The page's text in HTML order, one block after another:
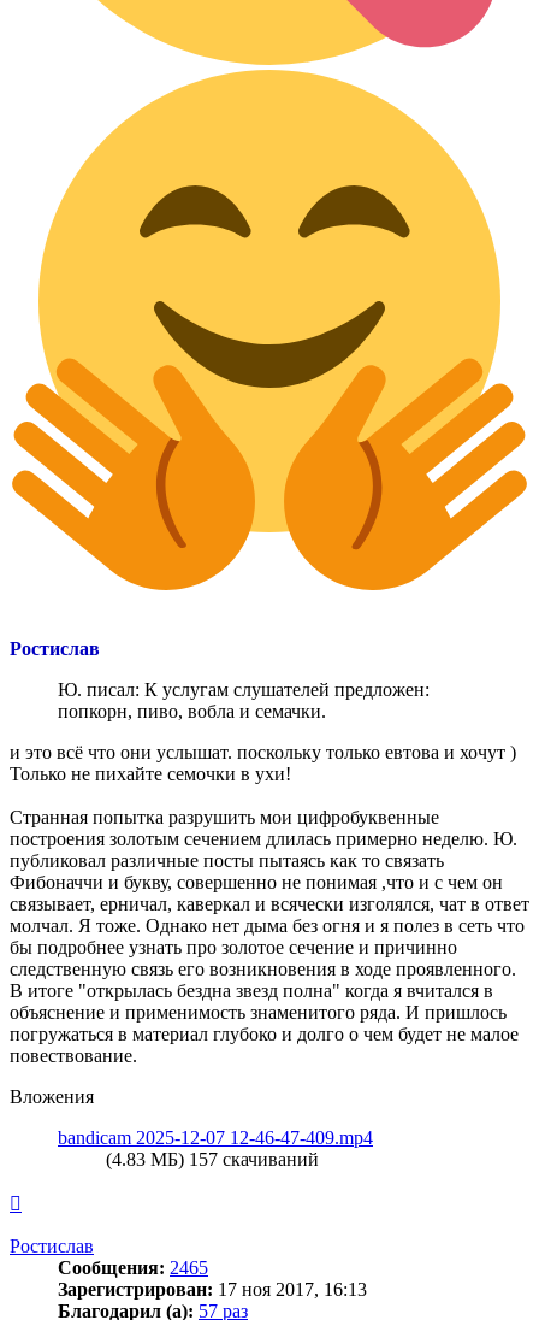
Ростислав
Ю. писал: К услугам слушателей предложен:
попкорн, пиво, вобла и семачки.
и это всё что они услышат. поскольку только евтова и хочут )
Только не пихайте семочки в ухи!
Странная попытка разрушить мои цифробуквенные
построения золотым сечением длилась примерно неделю. Ю.
публиковал различные посты пытаясь как то связать
Фибоначчи и букву, совершенно не понимая ,что и с чем он
связывает, ерничал, каверкал и всячески изголялся, чат в ответ
молчал. Я тоже. Однако нет дыма без огня и я полез в сеть что
бы подробнее узнать про золотое сечение и причинно
следственную связь его возникновения в ходе проявленного.
В итоге "открылась бездна звезд полна" когда я вчитался в
объяснение и применимость знаменитого ряда. И пришлось
погружаться в материал глубоко и долго о чем будет не малое
повествование.
Вложения
bandicam 2025-12-07 12-46-47-409.mp4
(4.83 МБ) 157 скачиваний
началу
Ростислав
Сообщения: 2465
Зарегистрирован: 17 ноя 2017, 16:13
Благодарил (а): 57 раз